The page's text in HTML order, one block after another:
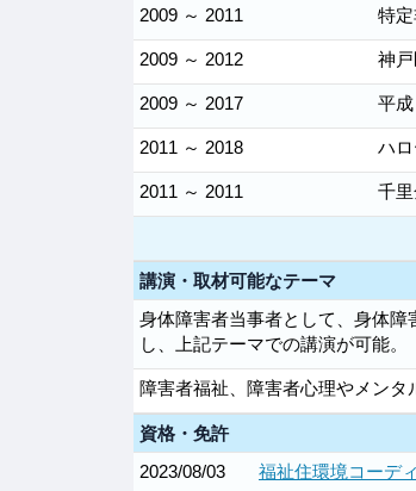
2009 ～ 2011
特
2009 ～ 2012 神
2009 ～ 2017 平
2011 ～ 2018 ハ
2011 ～ 2011 千
講演・取材可能なテーマ
身体障害者当事者として、身体
し、上記テーマでの講演が可能。
障害者福祉、障害者心理やメンタ
資格・免許
2023/08/03
福祉住環境コーデ